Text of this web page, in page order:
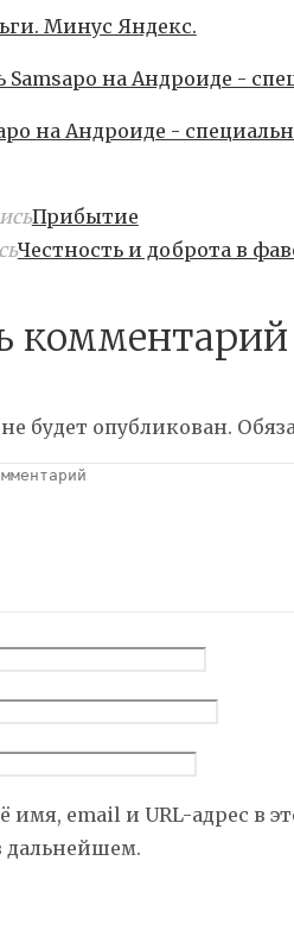
Минус Яндекс.
на Андроиде -
Прибытие
Честность и доброта в
комментарий
будет опубликован.
имя, email и URL-адрес в
дальнейшем.